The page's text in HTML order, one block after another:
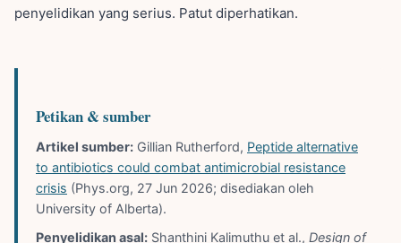
penyelidikan yang serius. Patut diperhatikan.
Petikan & sumber
Artikel sumber: Gillian Rutherford, Peptide alternative
to antibiotics could combat antimicrobial resistance
crisis (Phys.org, 27 Jun 2026; disediakan oleh
University of Alberta).
Penyelidikan asal: Shanthini Kalimuthu et al., Design of